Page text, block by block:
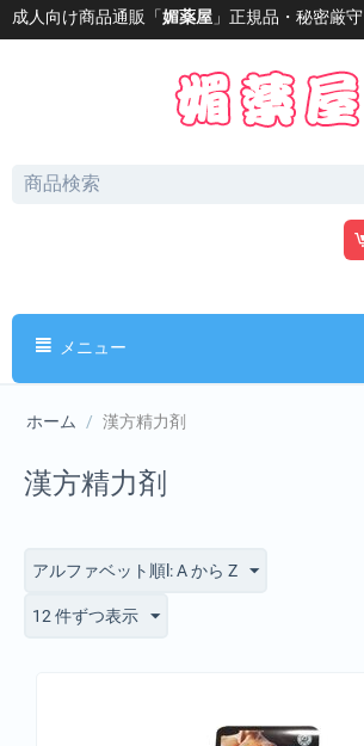
成人向け商品通販「媚薬屋 」正規品・秘密厳守
メニュー
ホーム / 漢方精力剤
漢方精力剤
アルファベット順l: A から Z
12 件ずつ表示